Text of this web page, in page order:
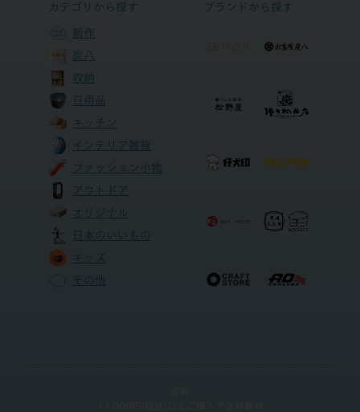
カテゴリから探す
新作
炭八
収納
日用品
キッチン
インテリア雑貨
ファッション小物
アウトドア
オリジナル
日本のいいもの
キッズ
その他
ブランドから探す